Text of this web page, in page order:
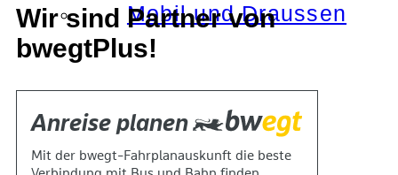
Mobil und Draussen
KOKI+
Wir sind Partner von
bwegtPlus!